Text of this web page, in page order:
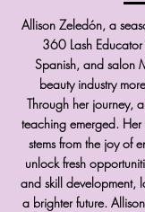
Allison Zeledón, a
360 Lash
Spanish, and salon
beauty industry
Through her journey,
teaching emerged. Her
stems from the joy of
unlock fresh
and skill development,
a brighter future.